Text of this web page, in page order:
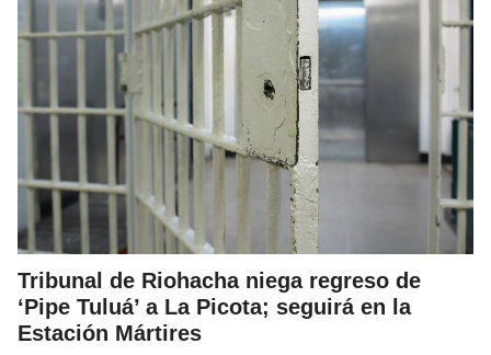
Tribunal de Riohacha niega regreso de
‘Pipe Tuluá’ a La Picota; seguirá en la
Estación Mártires